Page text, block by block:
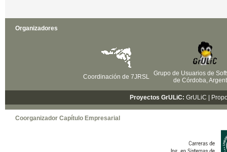
Organizadores
Coordinación de 7JRSL
Grupo de Usuarios de
de Córdoba,
Proyectos GrULiC: GrULiC |
Coorganizador Capítulo Empresarial